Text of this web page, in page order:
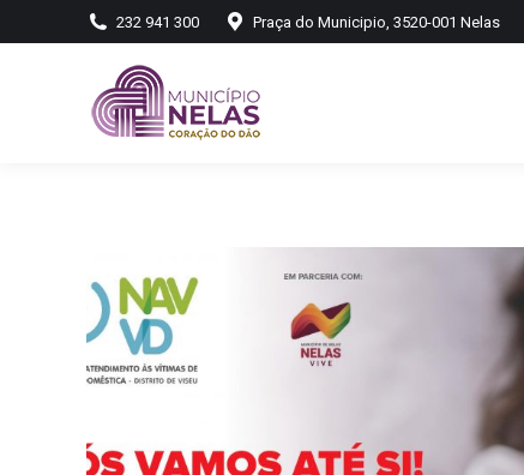
232 941 300 Praça do Municipio, 3520-001 Nelas